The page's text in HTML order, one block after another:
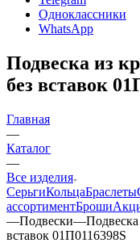
Одноклассники
WhatsApp
Подвеска из
без вставок
Главная
—
Каталог
—
Все изделия
СерьгиКольцаБраслеты
ассортиментБроши
—Подвески—Подвеска
вставок 01П0116398S